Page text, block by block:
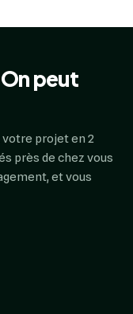
peut
votre projet en 2
près de chez vous
et vous